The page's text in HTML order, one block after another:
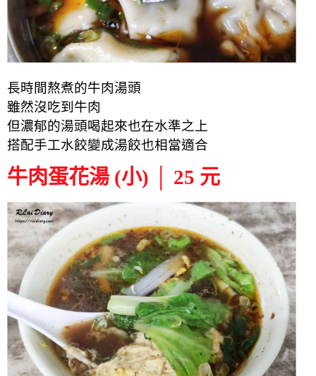
長時間熬煮的牛肉湯頭
雖然沒吃到牛肉
但濃郁的湯頭喝起來也在水準之上
搭配手工水餃變成湯餃也相當適合
牛肉蛋花湯 (小) │ 25 元